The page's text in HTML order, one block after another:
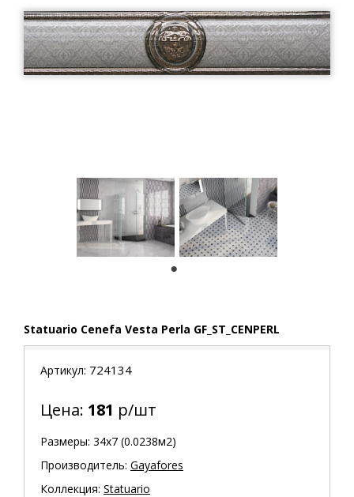
Statuario Cenefa Vesta Perla GF_ST_CENPERL
Артикул: 724134
Цена: 181 р/шт
Размеры: 34х7 (0.0238м2)
Производитель: Gayafores
Коллекция: Statuario